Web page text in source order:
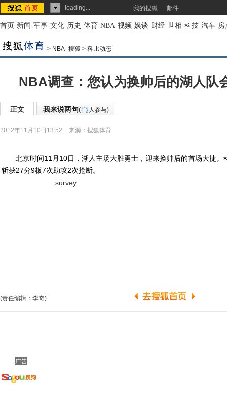
loading... 我的搜狐 邮件
首页-新闻-军事-文化-历史-体育-NBA-视频-娱谈-财经-世相-科技-汽车-房
> NBA_搜狐 > 科比动态
NBA调查：您认为换帅后的湖人队
正文 我来说两句( 人参与)
2012年11月10日13:52 来源： 搜狐体育
北京时间11月10日，湖人主场大胜勇士，迎来换帅后的首场大捷。
斩获27分9板7次助攻2次抢断。
survey
(责任编辑：李奇)
广告